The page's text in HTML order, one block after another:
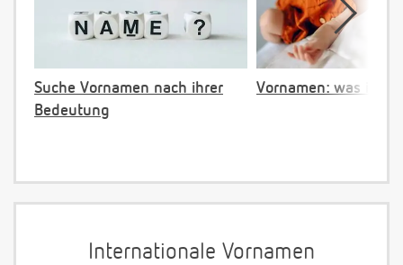
Suche Vornamen nach ihrer
Bedeutung
Vornamen: was ist
Internationale Vornamen